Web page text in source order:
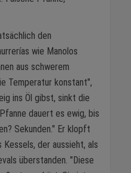
den
wie Manolos
aus schwerem
Temperatur konstant",
ins Öl gibst, sinkt die
dauert es ewig, bis
Sekunden." Er klopft
der aussieht, als
überstanden. "Diese